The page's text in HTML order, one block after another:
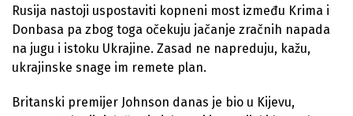
Rusija nastoji uspostaviti kopneni most između Krima i
Donbasa pa zbog toga očekuju jačanje zračnih napada
na jugu i istoku Ukrajine. Zasad ne napreduju, kažu,
ukrajinske snage im remete plan.
Britanski premijer Johnson danas je bio u Kijevu,